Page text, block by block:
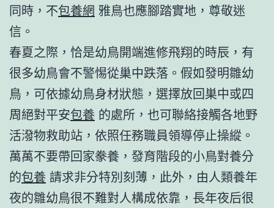
同時，不包養網 雅鳥也應腳踏實地，尊敬迷
信。
春夏之際，恰是幼鳥開端進修飛翔的時辰，有
很多幼鳥會不警惕從巢中跌落。假如發明雛幼
鳥，可依據幼鳥身材狀態，選擇放回巣中或四
周絕對平安包養 的處所，也可聯絡接觸各地野
活潑物救助站，依照任務職員領導停止操縱。
萬萬不要帶回家豢養，發育階段的小鳥對養分
的包養 請求非分特別刻薄，此外，由人類養年
夜的雛幼鳥很不難對人構成依靠，長年夜后很